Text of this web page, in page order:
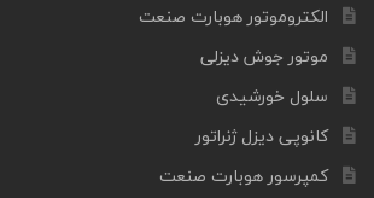
الکتروموتور هوبارت صنعت
موتور جوش دیزلی
سلول خورشیدی
کانوپی دیزل ژنراتور
کمپرسور هوبارت صنعت